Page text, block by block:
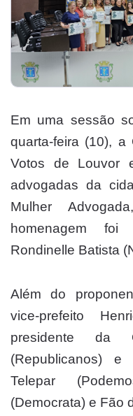
Em uma sessão
quarta-feira (10), a
Votos de Louvor
advogadas da
Mulher
homenagem foi
Rondinelle Batista
Além do
vice-prefeito
presidente da
(Republicanos)
Telepar
(Democrata) e Fão